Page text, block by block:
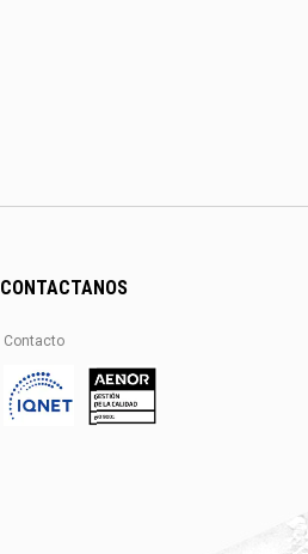
CONTACTANOS
Contacto